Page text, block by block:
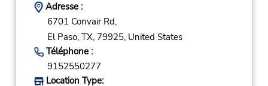
Adresse :
6701 Convair Rd,
El Paso, TX, 79925, United States
Téléphone :
9152550277
Location Type: